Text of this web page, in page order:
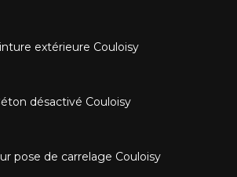
extérieure Couloisy
désactivé Couloisy
pose de carrelage Couloisy